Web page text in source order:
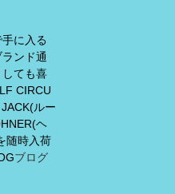
に入る
ンド通
ても喜
CIRCU
ルー
ヘ
随時入荷
ブログ